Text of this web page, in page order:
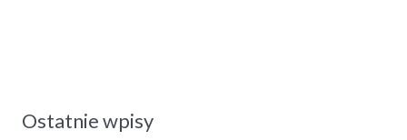
Ostatnie wpisy